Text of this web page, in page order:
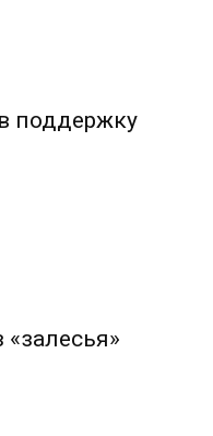
поддержку